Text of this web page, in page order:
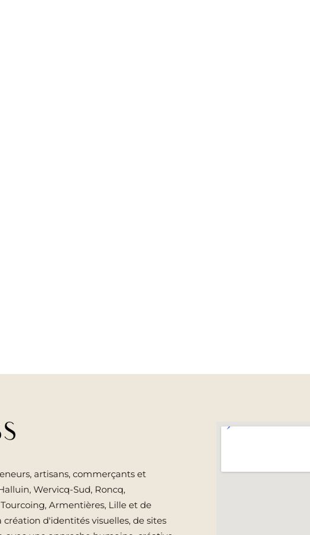
artisans, commerçants et
Wervicq-Sud, Roncq,
Armentières, Lille et de
d'identités visuelles, de sites